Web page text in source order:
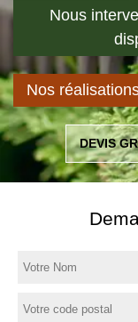
Nous
Nos
DEVIS